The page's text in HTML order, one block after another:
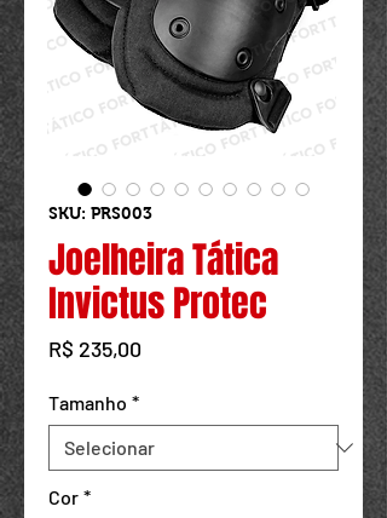
SKU: PRS003
Joelheira Tática
Invictus Protec
R$ 235,00
Tamanho *
Cor *
Powered by
InnoTech Apps